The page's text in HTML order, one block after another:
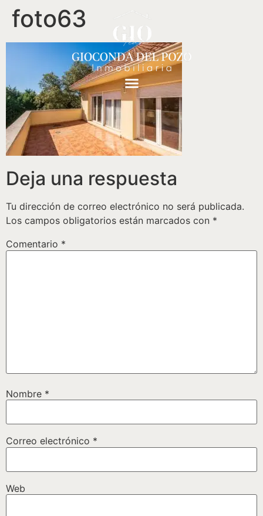
foto63
Deja una respuesta
Tu dirección de correo electrónico no será publicada.
Los campos obligatorios están marcados con *
Comentario *
Nombre *
Correo electrónico *
Web